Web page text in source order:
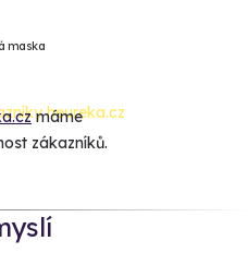
máme
zákazníků.